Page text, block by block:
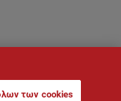
των cookies